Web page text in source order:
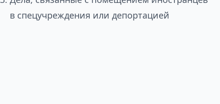
в спецучреждения или депортацией